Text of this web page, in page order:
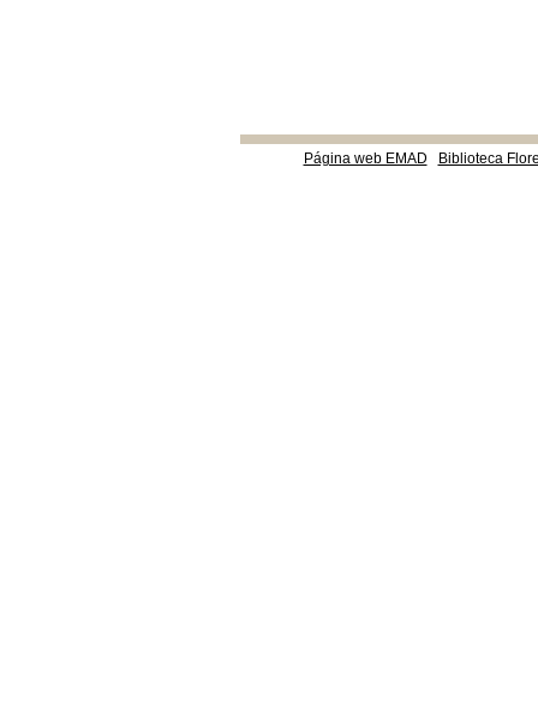
Página web EMAD Biblioteca